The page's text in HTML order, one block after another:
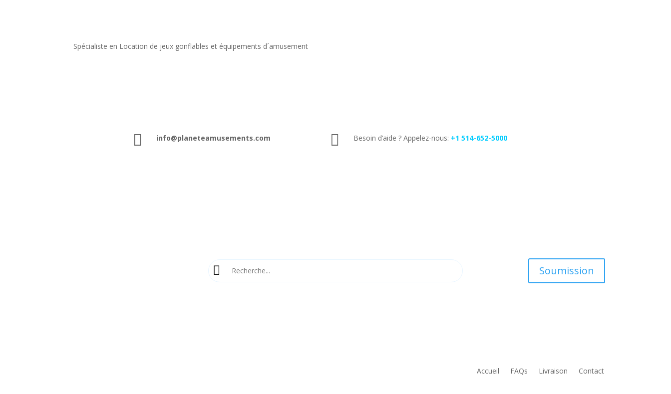
Spécialiste en Location de jeux gonflables et équipements d´amusement
 info@planeteamusements.com  Besoin d’aide ? Appelez-nous: +1 514-652-5000
Soumission
Accueil FAQs Livraison Contact